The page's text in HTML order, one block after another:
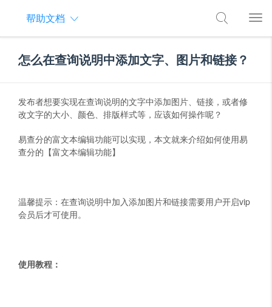
帮助文档
怎么在查询说明中添加文字、图片和链接？
发布者想要实现在查询说明的文字中添加图片、链接，或者修
改文字的大小、颜色、排版样式等，应该如何操作呢？
易查分的富文本编辑功能可以实现，本文就来介绍如何使用易
查分的【富文本编辑功能】
温馨提示：在查询说明中加入添加图片和链接需要用户开启vip
会员后才可使用。
使用教程：